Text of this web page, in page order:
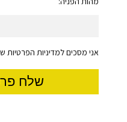
אני מסכים למדיניות